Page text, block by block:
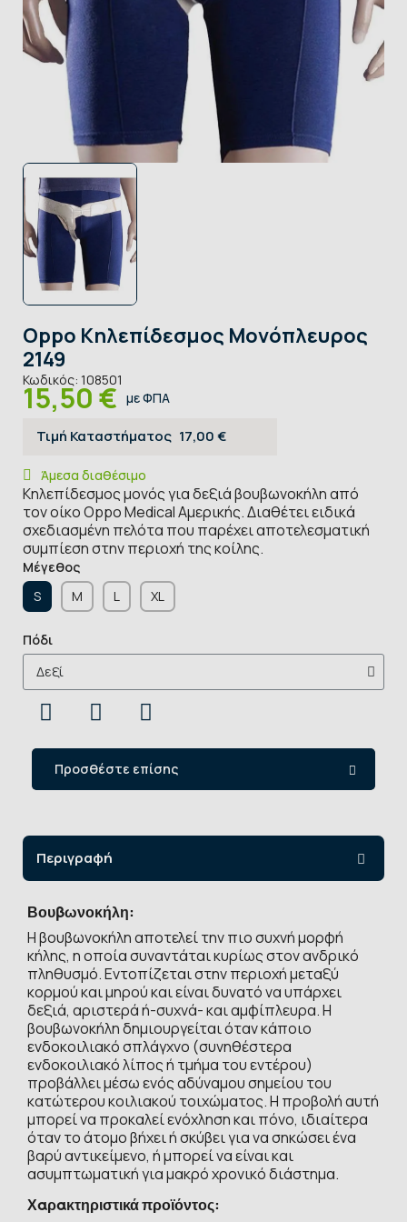
Oppo Κηλεπίδεσμος Μονόπλευρος
2149
Κωδικός: 108501
15,50 € με ΦΠΑ
Τιμή Καταστήματος 17,00 €
Άμεσα διαθέσιμο
Κηλεπίδεσμος μονός για δεξιά βουβωνοκήλη από
τον οίκο Oppo Medical Αμερικής. Διαθέτει ειδικά
σχεδιασμένη πελότα που παρέχει αποτελεσματική
συμπίεση στην περιοχή της κοίλης.
Μέγεθος
S
Μ L XL
Πόδι
Προσθέστε επίσης
Περιγραφή
Βουβωνοκήλη:
Η βουβωνοκήλη αποτελεί την πιο συχνή μορφή
κήλης, η οποία συναντάται κυρίως στον ανδρικό
πληθυσμό. Εντοπίζεται στην περιοχή μεταξύ
κορμού και μηρού και είναι δυνατό να υπάρχει
δεξιά, αριστερά ή-συχνά- και αμφίπλευρα. Η
βουβωνοκήλη δημιουργείται όταν κάποιο
ενδοκοιλιακό σπλάγχνο (συνηθέστερα
ενδοκοιλιακό λίπος ή τμήμα του εντέρου)
προβάλλει μέσω ενός αδύναμου σημείου του
κατώτερου κοιλιακού τοιχώματος. Η προβολή αυτή
μπορεί να προκαλεί ενόχληση και πόνο, ιδιαίτερα
όταν το άτομο βήχει ή σκύβει για να σηκώσει ένα
βαρύ αντικείμενο, ή μπορεί να είναι και
ασυμπτωματική για μακρό χρονικό διάστημα.
Χαρακτηριστικά προϊόντος: